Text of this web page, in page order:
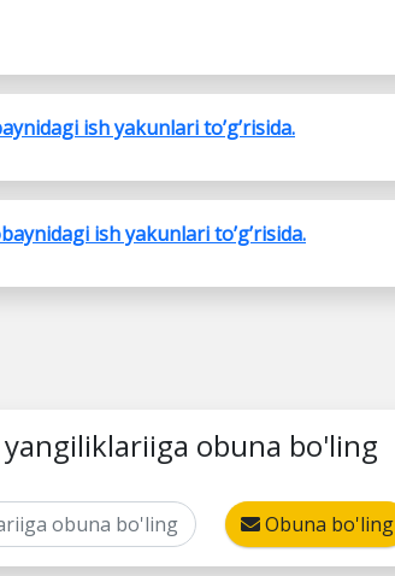
ish yakunlari to’g’risida.
ish yakunlari to’g’risida.
yangiliklariiga obuna bo'ling
Obuna bo'ling